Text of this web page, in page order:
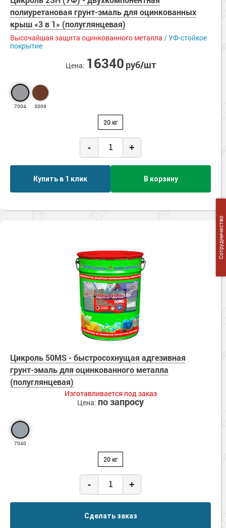
Сопутствующие товары
Морозостойкие краски для металла
Морозостойкие краски для фасада
Сопутствующие товары
полиуретановая грунт-эмаль для оцинкованных
крыш «3 в 1» (полуглянцевая)
Высочайшая защита оцинкованного металла / УФ-стойкое
покрытие
Цена: 16340 руб/шт
7004 3009
20 кг
- +
Купить в 1 клик В корзину
Цикроль 50MS - быстросохнущая адгезивная
грунт-эмаль для оцинкованного металла
(полуглянцевая)
Изготавливается под заказ
Цена: по запросу
7040
20 кг
- +
Сделать заказ
Сотрудничество